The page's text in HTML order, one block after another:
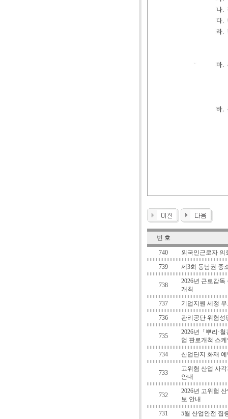
번 호
740
외국인근로자 의
739
제3회 동남권 중
738
2026년 근로감
개최
737
기업지원 세정
736
관리공단 위험성
735
2026년「뿌리·
업 판로개척 스
734
산업단지 화재
733
고위험 산업 사
안내
732
2026년 고위험
보 안내
731
5월 산업안전 집